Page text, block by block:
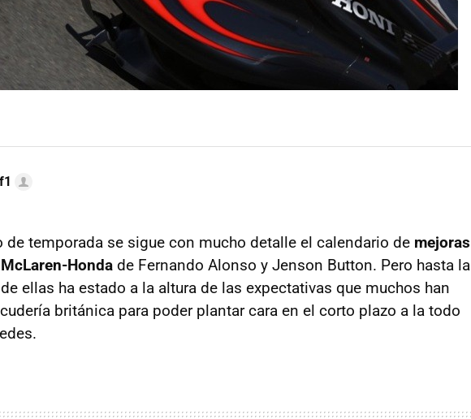
de temporada se sigue con mucho detalle el calendario de mejoras
Honda de Fernando Alonso y Jenson Button. Pero hasta la
ellas ha estado a la altura de las expectativas que muchos han
británica para poder plantar cara en el corto plazo a la todo